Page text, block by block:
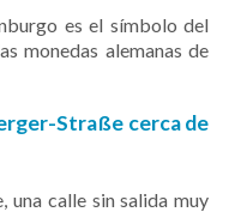
es el símbolo del
monedas alemanas de
Straße cerca de
una calle sin salida muy